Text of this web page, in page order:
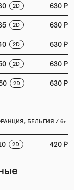
2D 630 P
2D 630 P
2D 630 P
2D 630 P
2D 630 P
БЕЛЬГИЯ / 6+
2D 420 P